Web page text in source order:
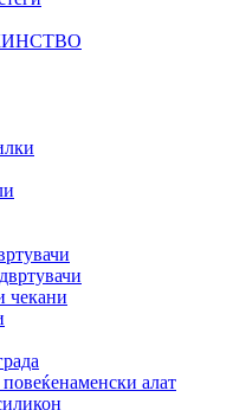
чекани
алат